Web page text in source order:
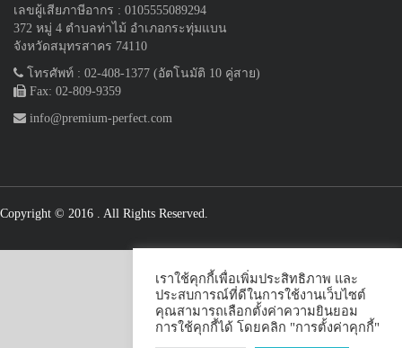
เลขผู้เสียภาษีอากร : 0105555089294
372 หมู่ 4 ตำบลท่าไม้ อำเภอกระทุ่มแบน
จังหวัดสมุทรสาคร 74110
โทรศัพท์ : 02-408-1377 (อัตโนมัติ 10 คู่สาย)
Fax: 02-809-9359
info@premium-perfect.com
Copyright © 2016 . All Rights Reserved.
เราใช้คุกกี้เพื่อเพิ่มประสิทธิภาพ และ
ประสบการณ์ที่ดีในการใช้งานเว็บไซต์
คุณสามารถเลือกตั้งค่าความยินยอม
การใช้คุกกี้ได้ โดยคลิก "การตั้งค่าคุกกี้"